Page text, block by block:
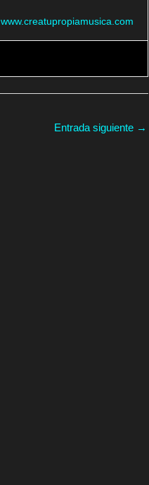
www.creatupropiamusica.com
Entrada siguiente →